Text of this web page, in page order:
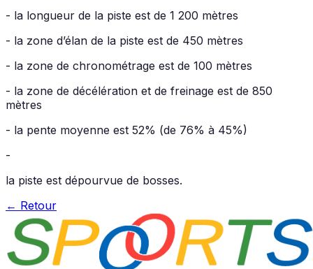
- la longueur de la piste est de 1 200 mètres
- la zone d’élan de la piste est de 450 mètres
- la zone de chronométrage est de 100 mètres
- la zone de décélération et de freinage est de 850
mètres
- la pente moyenne est 52% (de 76% à 45%)
-
la piste est dépourvue de bosses.
← Retour